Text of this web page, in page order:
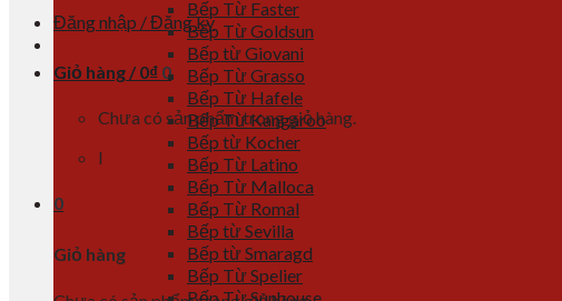
Đăng nhập / Đăng ký
Giỏ hàng / 0₫ 0
Chưa có sản phẩm trong giỏ hàng.
l
0
Giỏ hàng
Bếp Từ Faster
Bếp Từ Goldsun
Bếp từ Giovani
Bếp Từ Grasso
Bếp Từ Hafele
Bếp Từ Kangaroo
Bếp từ Kocher
Bếp Từ Latino
Bếp Từ Malloca
Bếp Từ Romal
Bếp từ Sevilla
Bếp từ Smaragd
Bếp Từ Spelier